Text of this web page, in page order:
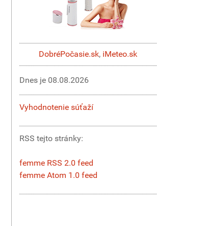
DobréPočasie.sk, iMeteo.sk
Dnes je 08.08.2026
Vyhodnotenie súťaží
RSS tejto stránky:
femme RSS 2.0 feed
femme Atom 1.0 feed